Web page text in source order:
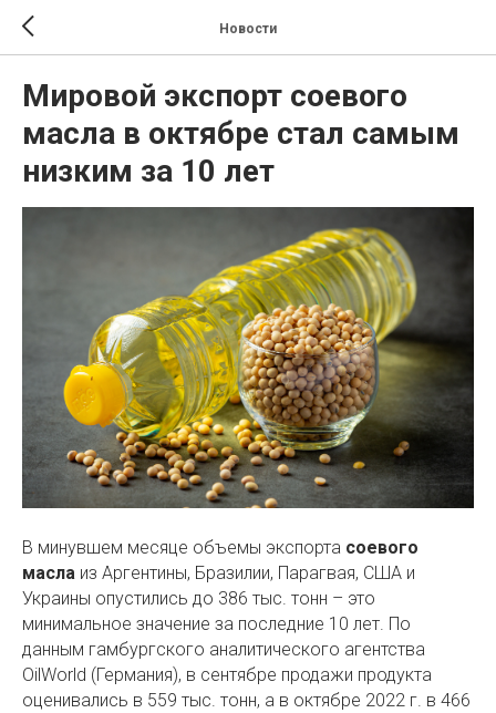
Новости
Мировой экспорт соевого
масла в октябре стал самым
низким за 10 лет
В минувшем месяце объемы экспорта соевого
масла из Аргентины, Бразилии, Парагвая, США и
Украины опустились до 386 тыс. тонн – это
минимальное значение за последние 10 лет. По
данным гамбургского аналитического агентства
OilWorld (Германия), в сентябре продажи продукта
оценивались в 559 тыс. тонн, а в октябре 2022 г. в 466